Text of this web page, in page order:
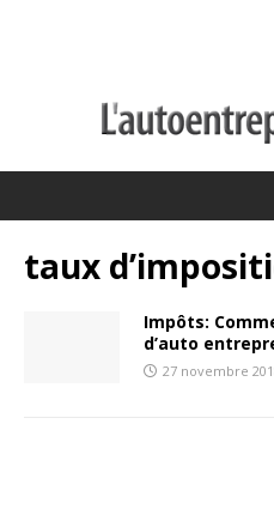
taux
Impôts:
d’auto
27 novembre